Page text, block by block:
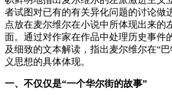
者试图对已有的有关异化问题的讨论做
点放在麦尔维尔在小说中所体现出来的
面。通过对作家在作品中处理历史事件
及细致的文本解读，指出麦尔维尔在“
义思想的具体体现。
一、不仅仅是“一个华尔街的故事”